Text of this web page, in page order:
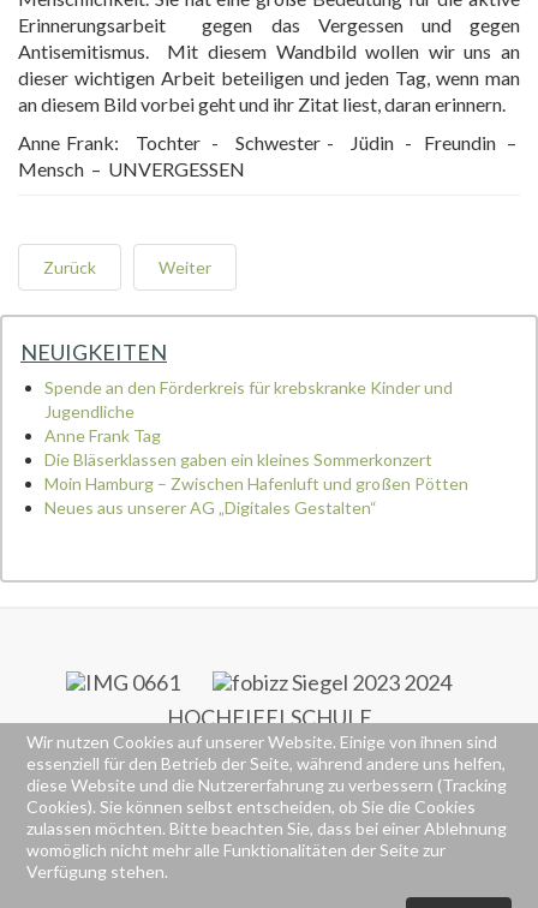
Erinnerungsarbeit gegen das Vergessen und gegen
Antisemitismus. Mit diesem Wandbild wollen wir uns an
dieser wichtigen Arbeit beteiligen und jeden Tag, wenn man
an diesem Bild vorbei geht und ihr Zitat liest, daran erinnern.
Anne Frank: Tochter - Schwester - Jüdin - Freundin –
Mensch – UNVERGESSEN
Zurück Weiter
NEUIGKEITEN
Spende an den Förderkreis für krebskranke Kinder und
Jugendliche
Anne Frank Tag
Die Bläserklassen gaben ein kleines Sommerkonzert
Moin Hamburg – Zwischen Hafenluft und großen Pötten
Neues aus unserer AG „Digitales Gestalten“
HOCHEIFELSCHULE
RS+ & FOS
Alte Poststraße 77
53518 Adenau
(02691) 92260
(02691) 922626
Wir nutzen Cookies auf unserer Website. Einige von ihnen sind
essenziell für den Betrieb der Seite, während andere uns helfen,
diese Website und die Nutzererfahrung zu verbessern (Tracking
Cookies). Sie können selbst entscheiden, ob Sie die Cookies
zulassen möchten. Bitte beachten Sie, dass bei einer Ablehnung
womöglich nicht mehr alle Funktionalitäten der Seite zur
Verfügung stehen.